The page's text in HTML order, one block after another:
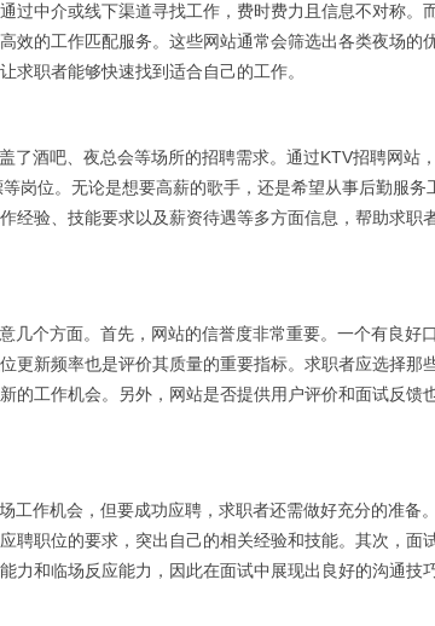
过中介或线下渠道寻找工作，费时费力且信息不对称。
效的工作匹配服务。这些网站通常会筛选出各类夜场的
求职者能够快速找到适合自己的工作。
了酒吧、夜总会等场所的招聘需求。通过KTV招聘网站
岗位。无论是想要高薪的歌手，还是希望从事后勤服务
经验、技能要求以及薪资待遇等多方面信息，帮助求职
几个方面。首先，网站的信誉度非常重要。一个有良好
更新频率也是评价其质量的重要指标。求职者应选择那
的工作机会。另外，网站是否提供用户评价和面试反馈
工作机会，但要成功应聘，求职者还需做好充分的准备
聘职位的要求，突出自己的相关经验和技能。其次，面
力和临场反应能力，因此在面试中展现出良好的沟通技